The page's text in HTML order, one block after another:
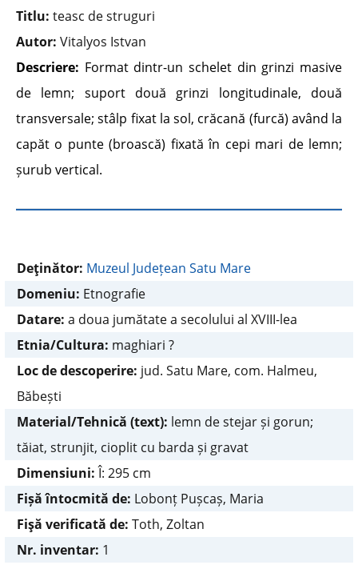
Titlu: teasc de struguri
Autor: Vitalyos Istvan
Descriere: Format dintr-un schelet din grinzi masive
de lemn; suport două grinzi longitudinale, două
transversale; stâlp fixat la sol, crăcană (furcă) având la
capăt o punte (broască) fixată în cepi mari de lemn;
șurub vertical.
Deţinător: Muzeul Județean Satu Mare
Domeniu: Etnografie
Datare: a doua jumătate a secolului al XVIII-lea
Etnia/Cultura: maghiari ?
Loc de descoperire: jud. Satu Mare, com. Halmeu,
Băbești
Material/Tehnică (text): lemn de stejar și gorun;
tăiat, strunjit, cioplit cu barda și gravat
Dimensiuni:Î: 295 cm
Fișă întocmită de: Lobonț Pușcaș, Maria
Fişă verificată de: Toth, Zoltan
Nr. inventar: 1